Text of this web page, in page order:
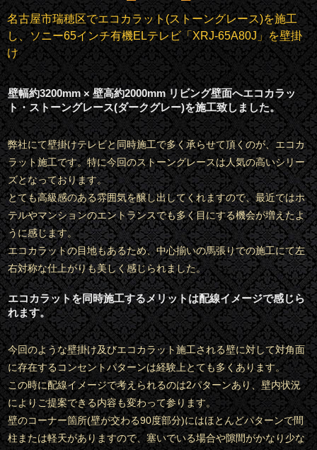
名古屋市瑞穂区でエコカラット(ストーングレース)を施工
し、ソニー65インチ有機ELテレビ「XRJ-65A80J」を壁掛
け
壁幅約3200mm × 壁高約2000mm リビング壁面へエコカラッ
ト・ストーングレース(ダークグレー)を施工致しました。
弊社にて壁掛けテレビと同時施工で多く承らせて頂くのが、エコカ
ラット施工です。特に今回のストーングレースは人気の高いシリー
ズとなっております。
とても高級感のある雰囲気を醸し出してくれますので、最近ではホ
テルやマンションのエントランスでも多く目にする機会が増えたよ
うに感じます。
エコカラットの目地もあるため、中心揃いの馬張りでの施工にて左
右対称な仕上がりも美しく感じられました。
エコカラットを同時施工するメリットは配線イメージで感じら
れます。
今回のような壁掛け及びエコカラット施工される壁に対して対角面
に存在するコンセントパターンは経験上とても多くあります。
この時に配線イメージで考えられるのは2パターンあり、壁内状況
によりご提案できる内容も変わって参ります。
壁のコーナー箇所(壁が交わる90度部分)にはほとんどパターンで間
柱または軽天がありますので、塞いでいる場合や隙間がかなり少な